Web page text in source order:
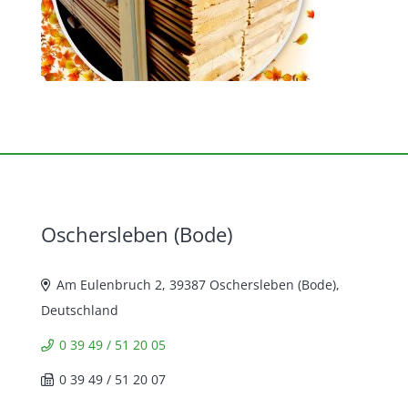
Oschersleben (Bode)
Am Eulenbruch 2, 39387 Oschersleben (Bode),
Deutschland
0 39 49 / 51 20 05
0 39 49 / 51 20 07